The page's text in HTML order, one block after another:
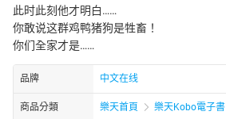
此时此刻他才明白……
你敢说这群鸡鸭猪狗是牲畜！
你们全家才是……
品牌 中文在线
商品分類 樂天首頁 樂天Kobo電子書